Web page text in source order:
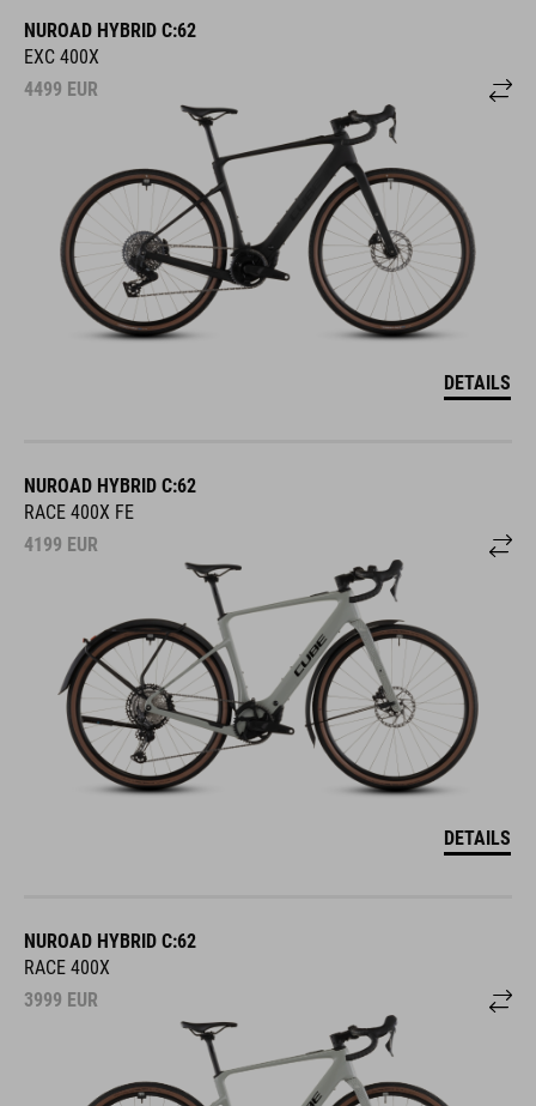
NUROAD HYBRID C:62
EXC 400X
4499 EUR
DETAILS
NUROAD HYBRID C:62
RACE 400X FE
4199 EUR
DETAILS
NUROAD HYBRID C:62
RACE 400X
3999 EUR